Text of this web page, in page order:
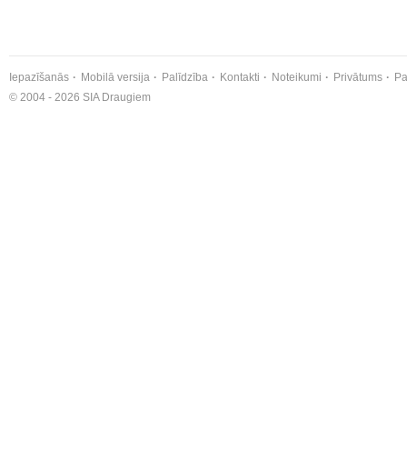
Iepazīšanās Mobilā versija Palīdzība Kontakti Noteikumi Privātums
© 2004 - 2026 SIA Draugiem